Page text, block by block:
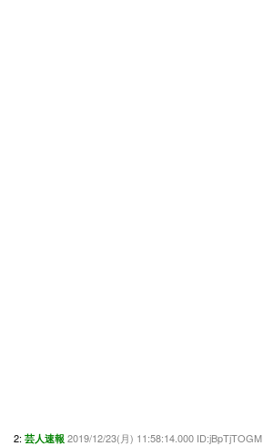
2: 芸人速報 2019/12/23(月) 11:58:14.000 ID:jBpTjTOGM